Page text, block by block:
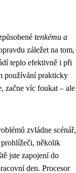
tenkému a
záležet na tom,
teplo efektivně i při
používání prakticky
začne víc foukat – ale
zvládne scénář,
prohlížeči, několik
jste zapojení do
den. Procesor